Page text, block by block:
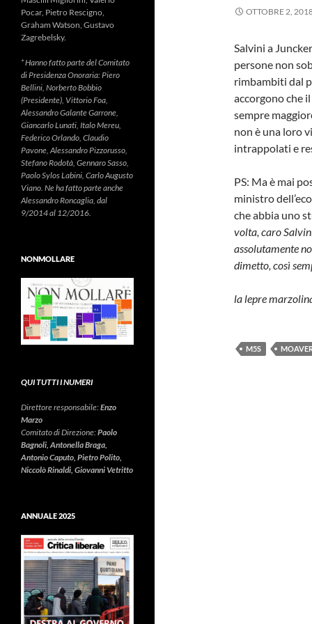
OTTOBRE 2,
Salvini a
persone non
rimbambiti dal
accorgono che
sempre
non è una loro
intrappolati e
PS: Ma è mai
ministro
che abbia uno
volta, caro
assolutamente
dimetto, così
la lepre
M5S
Pocar, Pietro Rescigno,
Graham Watson, Gustavo
Zagrebelsky.
* Hanno fatto parte del Comitato
di Presidenza Onoraria: Piero
Bellini, Norberto Bobbio
(Presidente), Vittorio Foa,
Alessandro Galante Garrone,
Giancarlo Lunati, Italo Mereu,
Federico Orlando, Claudio
Pavone, Alessandro Pizzorusso,
Stefano Rodotà, Gennaro Sasso,
Paolo Sylos Labini, Carlo Augusto
Viano. Ne ha fatto parte anche
Alessandro Roncaglia, dal
9/2014 al 12/2016.
NONMOLLARE
QUI TUTTI I NUMERI
Direttore responsabile:Enzo
Marzo
Comitato di Direzione:Paolo
Bagnoli, Antonella Braga,
Antonio Caputo, Pietro Polito,
Niccolò Rinaldi, Giovanni Vetritto
ANNUALE 2025